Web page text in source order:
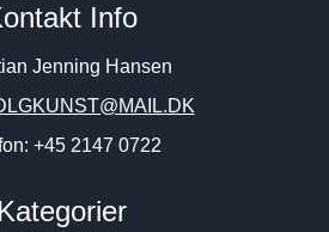
Info
Jenning Hansen
+45 2147 0722
Kategorier